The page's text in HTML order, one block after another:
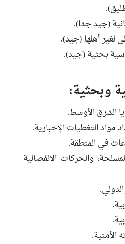
(جيد جدا).
لغير أهلها (جيد).
بحثية (جيد).
وبحثية:
الشرق الأوسط.
مواد التغطيات الإخبارية.
في المنطقة.
والحركات الانفصالية
الأمنية.